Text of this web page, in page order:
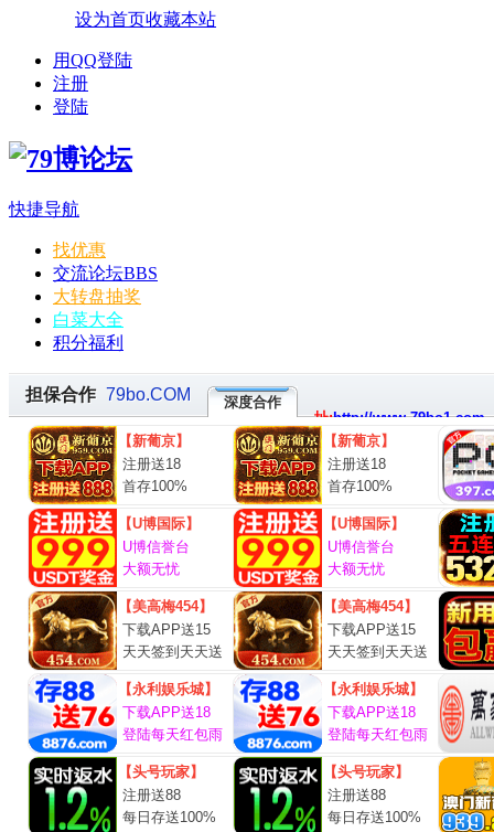
设为首页收藏本站
用QQ登陆
注册
登陆
快捷导航
找优惠
交流论坛BBS
大转盘抽奖
白菜大全
积分福利